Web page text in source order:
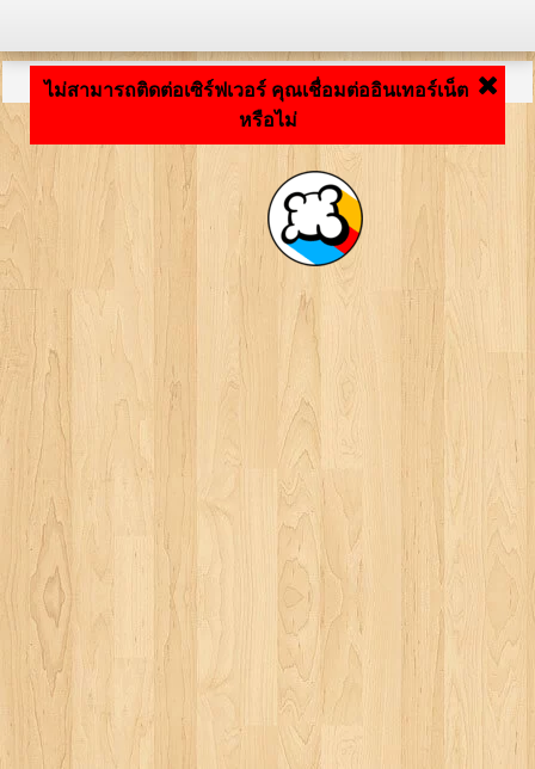
กำลังโหลดแอปพลิเคชัน ... ...